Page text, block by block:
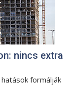
nincs extra
formálják